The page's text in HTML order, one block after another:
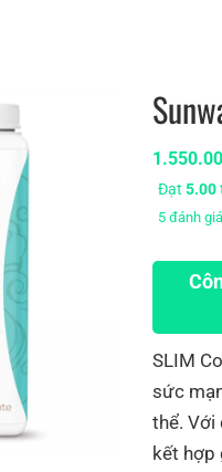
Đạt5.00
5 đánh
SLIM
sức
thể. Với
kết hợp